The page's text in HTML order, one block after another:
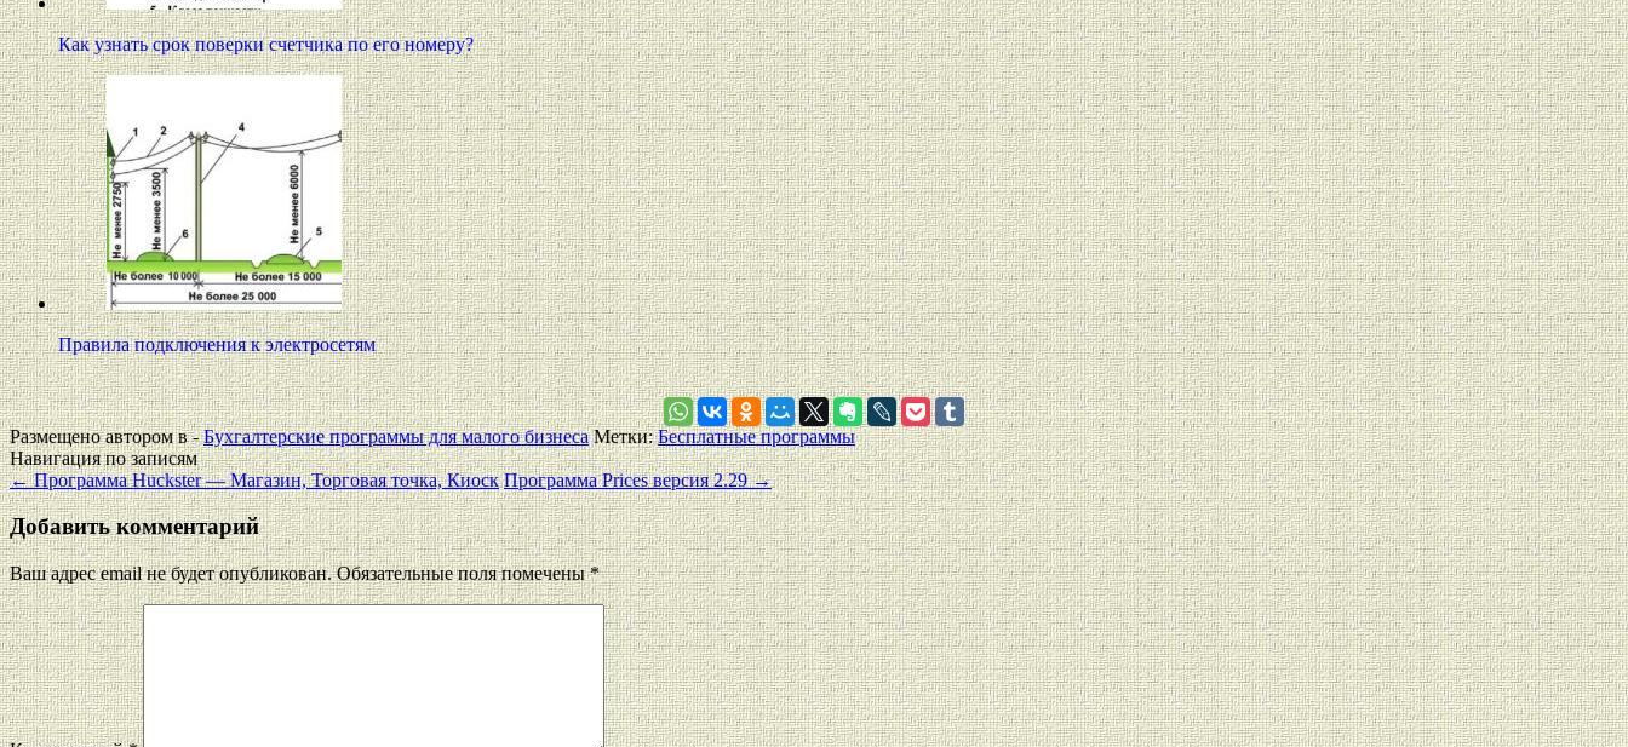
Как узнать срок поверки счетчика по его номеру?
Правила подключения к электросетям
Размещено автором в -Бухгалтерские программы для малого бизнеса Метки:Бесплатные программы
Навигация по записям
←Программа Huckster — Магазин, Торговая точка, Киоск Программа Prices версия 2.29→
Добавить комментарий
Ваш адрес email не будет опубликован. Обязательные поля помечены*